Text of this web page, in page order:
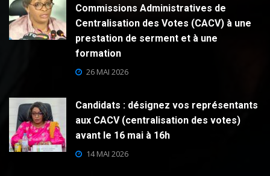
Commissions Administratives de
Centralisation des Votes (CACV) à une
prestation de serment et à une
formation
26 MAI 2026
Candidats : désignez vos représentants
aux CACV (centralisation des votes)
avant le 16 mai à 16h
14 MAI 2026